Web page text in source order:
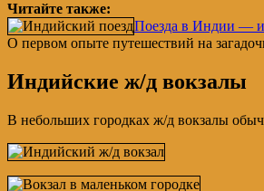
Читайте также:
Поезда в Индии —
О первом опыте путешествий на
Индийские ж/д вокзалы
В небольших городках ж/д вокзалы